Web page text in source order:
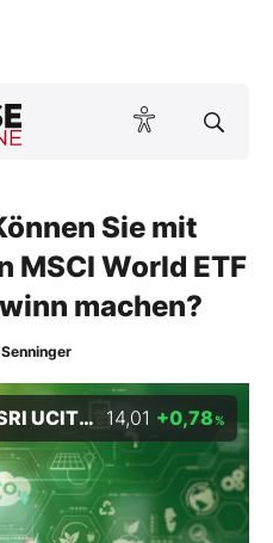
Sie mit
MSCI World ETF
machen?
EUR (Acc) 14,01 +0,78 %